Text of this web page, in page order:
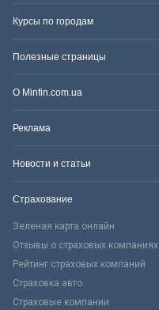
Курсы по городам
Полезные страницы
О Minfin.com.ua
Реклама
Новости и статьи
Страхование
Зеленая карта онлайн
Отзывы о страховых компаниях
Рейтинг страховых компаний
Страховка авто
Страховые компании